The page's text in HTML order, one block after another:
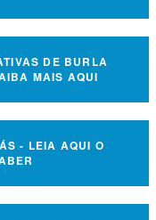
DE BURLA
MAIS AQUI
- LEIA AQUI O